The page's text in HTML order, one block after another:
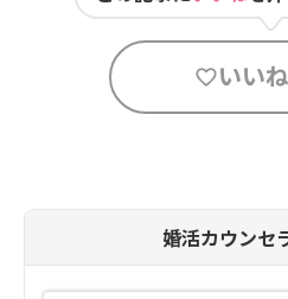
いい
婚活カウンセ